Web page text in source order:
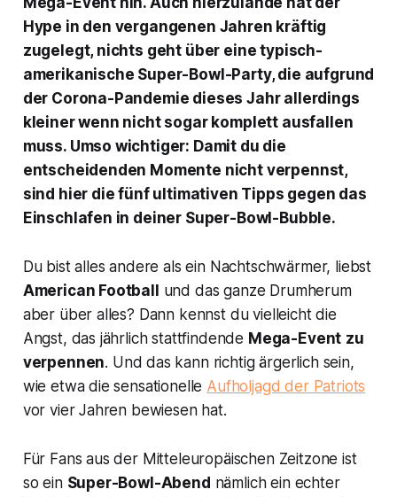
Hype in den vergangenen Jahren kräftig
zugelegt, nichts geht über eine typisch-
amerikanische Super-Bowl-Party, die aufgrund
der Corona-Pandemie dieses Jahr allerdings
kleiner wenn nicht sogar komplett ausfallen
muss. Umso wichtiger: Damit du die
entscheidenden Momente nicht verpennst,
sind hier die fünf ultimativen Tipps gegen das
Einschlafen in deiner Super-Bowl-Bubble.
Du bist alles andere als ein Nachtschwärmer, liebst
American Football
und das ganze Drumherum
aber über alles? Dann kennst du vielleicht die
Angst, das jährlich stattfindende Mega-Event zu
verpennen. Und das kann richtig ärgerlich sein,
wie etwa die sensationelle Aufholjagd der Patriots
vor vier Jahren bewiesen hat.
Für Fans aus der Mitteleuropäischen Zeitzone ist
so ein Super-Bowl-Abend nämlich ein echter